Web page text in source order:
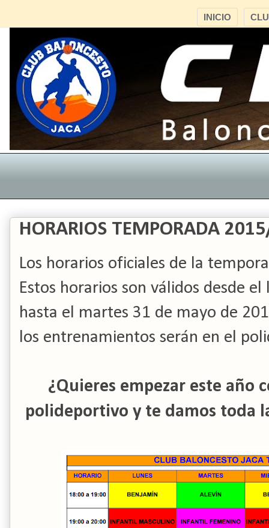
INICIO
HORARIOS TEMPORADA
Los horarios oficiales de la
Estos horarios son válidos desde
hasta el martes 31 de mayo de
los entrenamientos serán en el
¿Quieres empezar este año
polideportivo y te damos toda